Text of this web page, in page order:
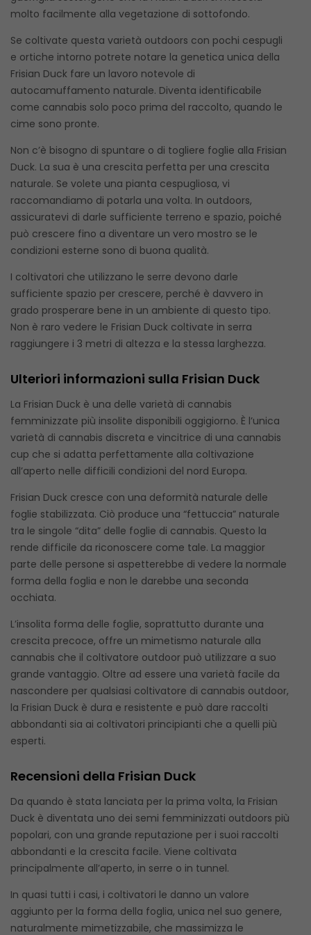
molto facilmente alla vegetazione di sottofondo.
Se coltivate questa varietà outdoors con pochi cespugli
e ortiche intorno potrete notare la genetica unica della
Frisian Duck fare un lavoro notevole di
autocamuffamento naturale. Diventa identificabile
come cannabis solo poco prima del raccolto, quando le
cime sono pronte.
Non c’è bisogno di spuntare o di togliere foglie alla Frisian
Duck. La sua è una crescita perfetta per una crescita
naturale. Se volete una pianta cespugliosa, vi
raccomandiamo di potarla una volta. In outdoors,
assicuratevi di darle sufficiente terreno e spazio, poiché
può crescere fino a diventare un vero mostro se le
condizioni esterne sono di buona qualità.
I coltivatori che utilizzano le serre devono darle
sufficiente spazio per crescere, perché è davvero in
grado prosperare bene in un ambiente di questo tipo.
Non è raro vedere le Frisian Duck coltivate in serra
raggiungere i 3 metri di altezza e la stessa larghezza.
Ulteriori informazioni sulla Frisian Duck
La Frisian Duck è una delle varietà di cannabis
femminizzate più insolite disponibili oggigiorno. È l’unica
varietà di cannabis discreta e vincitrice di una cannabis
cup che si adatta perfettamente alla coltivazione
all’aperto nelle difficili condizioni del nord Europa.
Frisian Duck cresce con una deformità naturale delle
foglie stabilizzata. Ciò produce una “fettuccia” naturale
tra le singole “dita” delle foglie di cannabis. Questo la
rende difficile da riconoscere come tale. La maggior
parte delle persone si aspetterebbe di vedere la normale
forma della foglia e non le darebbe una seconda
occhiata.
L’insolita forma delle foglie, soprattutto durante una
crescita precoce, offre un mimetismo naturale alla
cannabis che il coltivatore outdoor può utilizzare a suo
grande vantaggio. Oltre ad essere una varietà facile da
nascondere per qualsiasi coltivatore di cannabis outdoor,
la Frisian Duck è dura e resistente e può dare raccolti
abbondanti sia ai coltivatori principianti che a quelli più
esperti.
Recensioni della Frisian Duck
Da quando è stata lanciata per la prima volta, la Frisian
Duck è diventata uno dei semi femminizzati outdoors più
popolari, con una grande reputazione per i suoi raccolti
abbondanti e la crescita facile. Viene coltivata
principalmente all’aperto, in serre o in tunnel.
In quasi tutti i casi, i coltivatori le danno un valore
aggiunto per la forma della foglia, unica nel suo genere,
naturalmente mimetizzabile, che massimizza le